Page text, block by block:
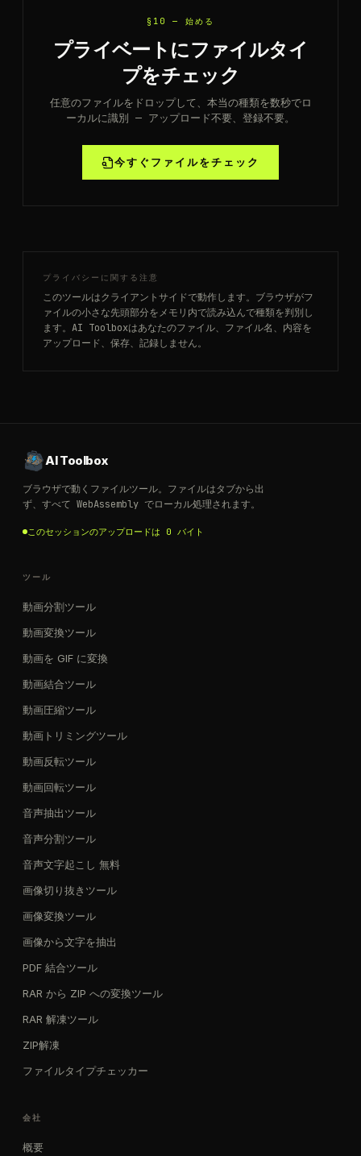
§10 — 始める
プライベートにファイルタイ
プをチェック
任意のファイルをドロップして、本当の種類を数秒でロ
ーカルに識別 — アップロード不要、登録不要。
今すぐファイルをチェック
プライバシーに関する注意
このツールはクライアントサイドで動作します。ブラウザがフ
ァイルの小さな先頭部分をメモリ内で読み込んで種類を判別し
ます。AI Toolboxはあなたのファイル、ファイル名、内容を
アップロード、保存、記録しません。
AI Toolbox
ブラウザで動くファイルツール。ファイルはタブから出
ず、すべて WebAssembly でローカル処理されます。
このセッションのアップロードは 0 バイト
ツール
動画分割ツール
動画変換ツール
動画を GIF に変換
動画結合ツール
動画圧縮ツール
動画トリミングツール
動画反転ツール
動画回転ツール
音声抽出ツール
音声分割ツール
音声文字起こし 無料
画像切り抜きツール
画像変換ツール
画像から文字を抽出
PDF 結合ツール
RAR から ZIP への変換ツール
RAR 解凍ツール
ZIP解凍
ファイルタイプチェッカー
会社
概要